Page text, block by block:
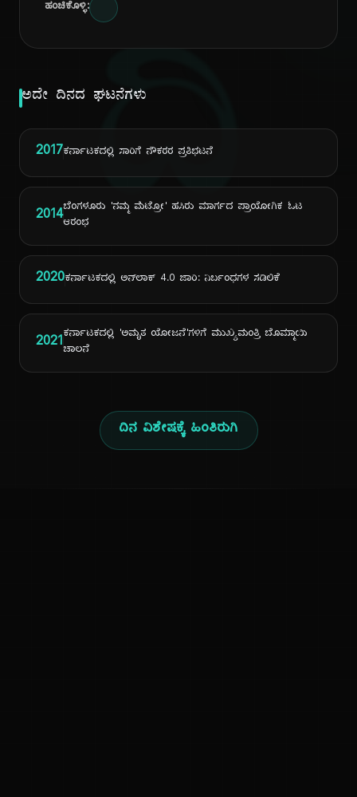
ದಿ
ಹಂಚಿಕೊಳ್ಳಿ:
ಅದೇ ದಿನದ ಘಟನೆಗಳು
2017ಕರ್ನಾಟಕದಲ್ಲಿ ಸಾರಿಗೆ ನೌಕರರ ಪ್ರತಿಭಟನೆ
2014ಬೆಂಗಳೂರು 'ನಮ್ಮ ಮೆಟ್ರೋ' ಹಸಿರು ಮಾರ್ಗದ ಪ್ರಾಯೋಗಿಕ ಓಟ
ಆರಂಭ
2020ಕರ್ನಾಟಕದಲ್ಲಿ ಅನ್‌ಲಾಕ್ 4.0 ಜಾರಿ: ನಿರ್ಬಂಧಗಳ ಸಡಿಲಿಕೆ
2021ಕರ್ನಾಟಕದಲ್ಲಿ 'ಅಮೃತ ಯೋಜನೆ'ಗಳಿಗೆ ಮುಖ್ಯಮಂತ್ರಿ ಬೊಮ್ಮಾಯಿ
ಚಾಲನೆ
ದಿನ ವಿಶೇಷಕ್ಕೆ ಹಿಂತಿರುಗಿ